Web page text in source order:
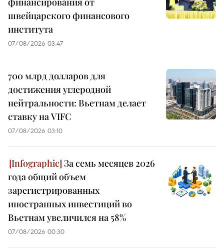
швейцарского финансового
института
07/08/2026 03:47
700 млрд долларов для
достижения углеродной
нейтральности: Вьетнам делает
ставку на VIFC
07/08/2026 03:10
За семь месяцев 2026
года общий объем
зарегистрированных
иностранных инвестиций во
Вьетнам увеличился на 58%
07/08/2026 00:30